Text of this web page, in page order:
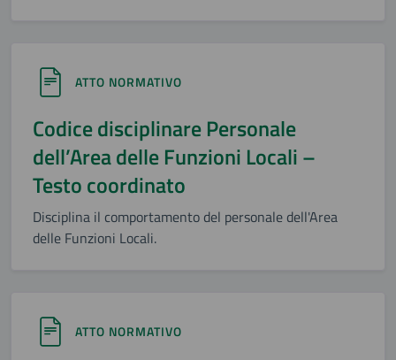
ATTO NORMATIVO
Codice disciplinare Personale
dell’Area delle Funzioni Locali –
Testo coordinato
Disciplina il comportamento del personale dell'Area
delle Funzioni Locali.
ATTO NORMATIVO